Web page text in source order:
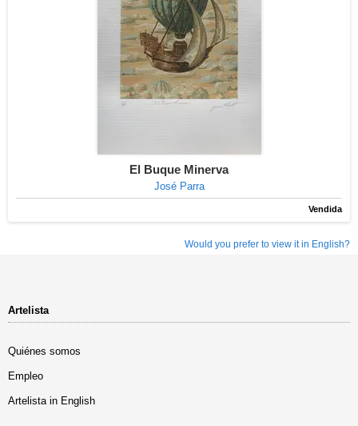
El Buque Minerva
José Parra
Vendida
Would you prefer to view it in English?
Artelista
Quiénes somos
Empleo
Artelista in English